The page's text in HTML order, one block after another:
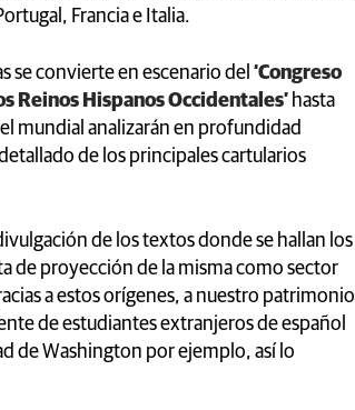
Francia e Italia.
se convierte en escenario del ‘Congreso
Reinos Hispanos Occidentales’ hasta
mundial analizarán en profundidad
de los principales cartularios
de los textos donde se hallan los
de proyección de la misma como sector
a estos orígenes, a nuestro patrimonio
de estudiantes extranjeros de español
de Washington por ejemplo, así lo